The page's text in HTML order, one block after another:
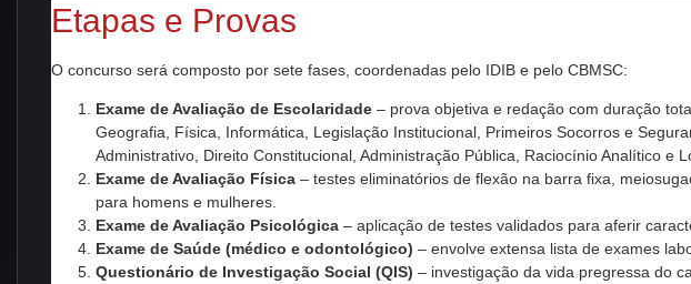
Etapas e Provas
O concurso será composto por sete fases, coordenadas pelo IDIB e pelo CBMSC:
Exame de Avaliação de Escolaridade – prova objetiva e redação com duração
Geografia, Física, Informática, Legislação Institucional, Primeiros Socorros e
Administrativo, Direito Constitucional, Administração Pública, Raciocínio Analítico e
Exame de Avaliação Física – testes eliminatórios de flexão na barra fixa,
para homens e mulheres.
Exame de Avaliação Psicológica – aplicação de testes validados para aferir
Exame de Saúde (médico e odontológico) – envolve extensa lista de exames
Questionário de Investigação Social (QIS) – investigação da vida pregressa do